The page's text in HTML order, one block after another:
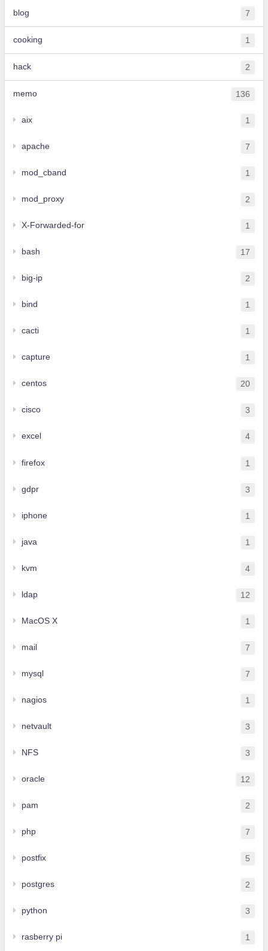
blog 7
cooking 1
hack 2
memo 136
aix 1
apache 7
mod_cband 1
mod_proxy 2
X-Forwarded-for 1
bash 17
big-ip 2
bind 1
cacti 1
capture 1
centos 20
cisco 3
excel 4
firefox 1
gdpr 3
iphone 1
java 1
kvm 4
ldap 12
MacOS X 1
mail 7
mysql 7
nagios 1
netvault 3
NFS 3
oracle 12
pam 2
php 7
postfix 5
postgres 2
python 3
rasberry pi 1